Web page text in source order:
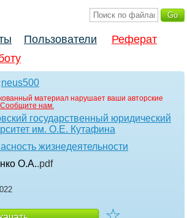
Пользователи
Реферат
neus500
материал нарушает ваши авторские
Сообщите нам.
государственный юридический
им. О.Е. Кутафина
жизнедеятельности
О.А..pdf